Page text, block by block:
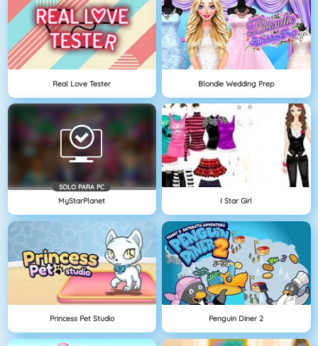
Real Love Tester Blondie Wedding Prep
SOLO PARA PC
MyStarPlanet I Star Girl
Princess Pet Studio Penguin Diner 2